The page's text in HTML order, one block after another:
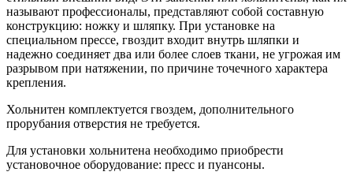
называют профессионалы, представляют собой составную
конструкцию: ножку и шляпку. При установке на
специальном прессе, гвоздит входит внутрь шляпки и
надежно соединяет два или более слоев ткани, не угрожая им
разрывом при натяжении, по причине точечного характера
крепления.
Хольнитен комплектуется гвоздем, дополнительного
прорубания отверстия не требуется.
Для установки хольнитена необходимо приобрести
установочное оборудование: пресс и пуансоны.